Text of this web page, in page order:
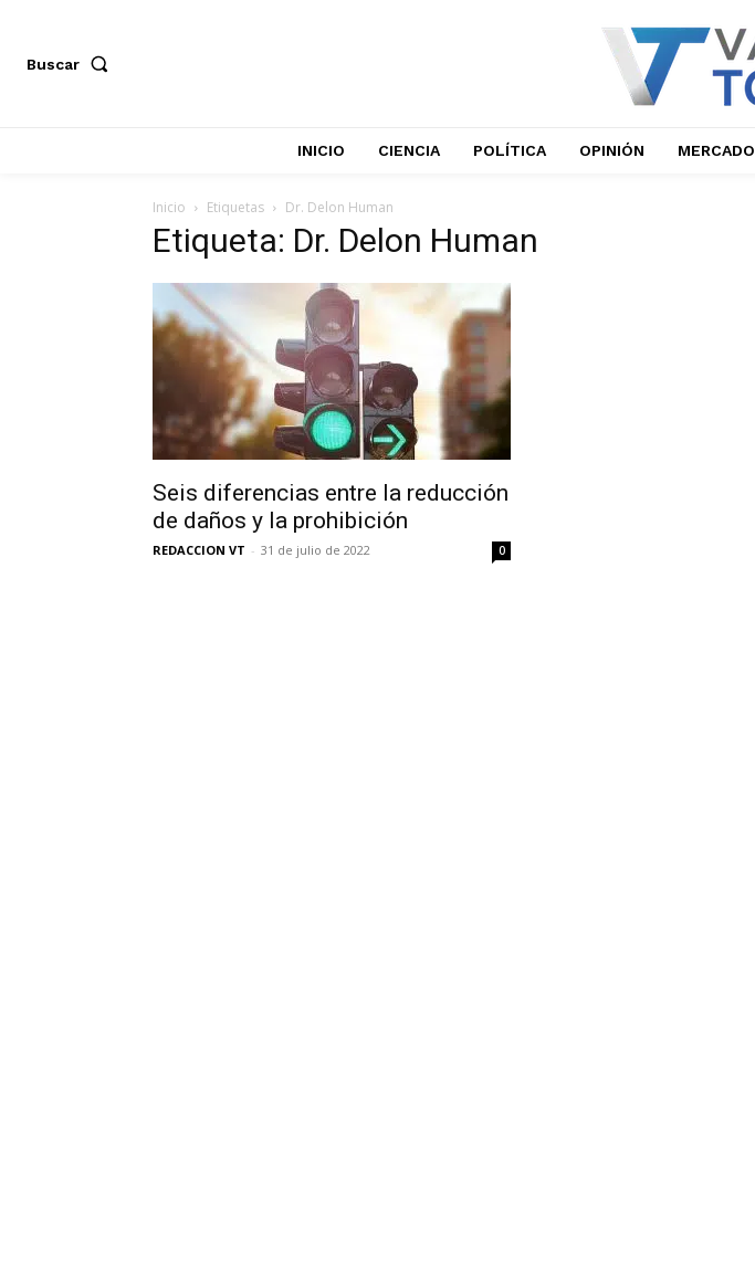
Buscar
INICIO CIENCIA POLÍTICA OPINIÓN MERCADO
Inicio Etiquetas Dr. Delon Human
Etiqueta: Dr. Delon Human
Seis diferencias entre la reducción
de daños y la prohibición
REDACCION VT - 31 de julio de 2022 0